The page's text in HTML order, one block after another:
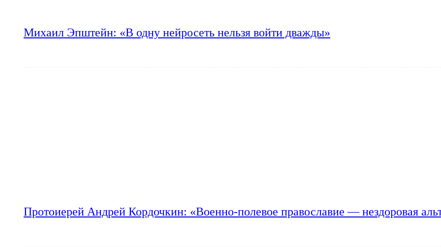
Михаил Эпштейн: «В одну нейросеть нельзя войти дважды»
Протоиерей Андрей Кордочкин: «Военно-полевое православие — нездоровая